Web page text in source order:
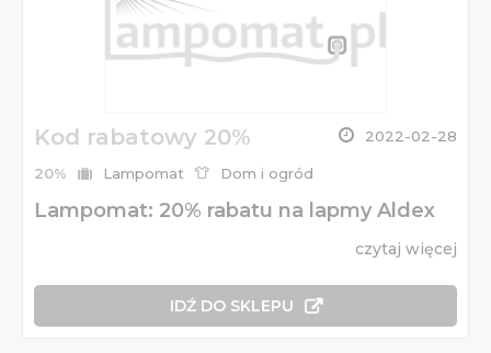
Kod rabatowy 20% 2022-02-28
20% Lampomat Dom i ogród
Lampomat: 20% rabatu na lapmy Aldex
czytaj więcej
IDŹ DO SKLEPU